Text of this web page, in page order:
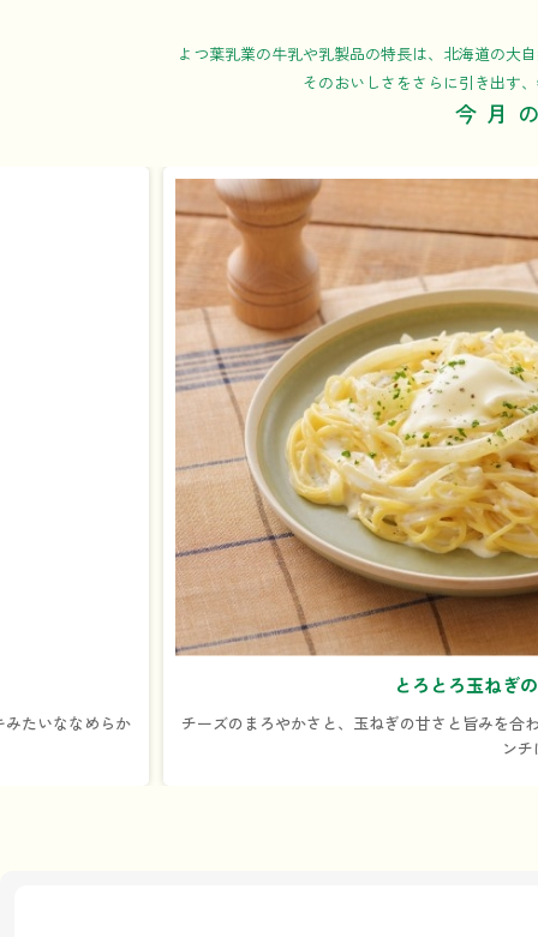
よつ葉乳業の牛乳や乳製品の特長は、北海道の大
そのおいしさをさらに引き出す
今月
たいななめらか
とろとろ玉ねぎ
チーズのまろやかさと、玉ねぎの甘さと旨みを合
ン